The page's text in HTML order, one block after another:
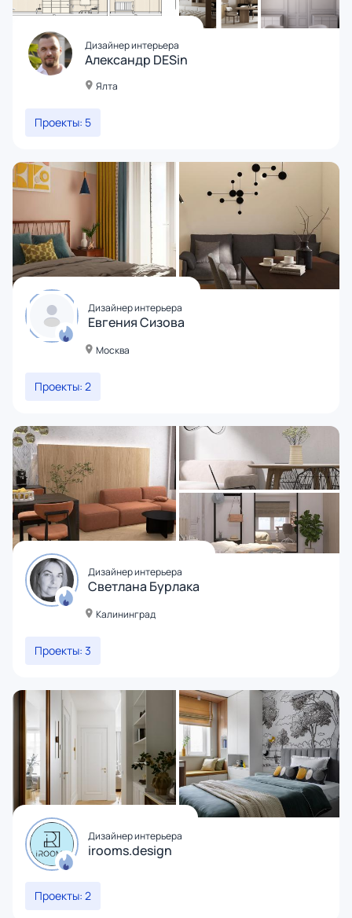
Дизайнер интерьера
Александр DESin
Ялта
Проекты: 5
Дизайнер интерьера
Евгения Сизова
Москва
Проекты: 2
Дизайнер интерьера
Светлана Бурлака
Калининград
Проекты: 3
Дизайнер интерьера
irooms.design
Проекты: 2